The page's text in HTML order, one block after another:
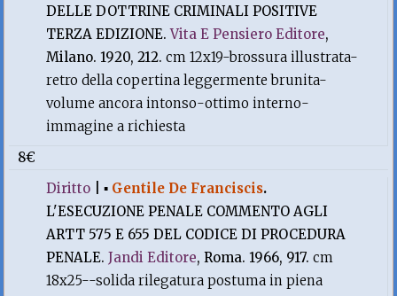
DELLE DOTTRINE CRIMINALI POSITIVE
TERZA EDIZIONE.Vita E Pensiero Editore,
Milano. 1920, 212.cm 12x19-brossura illustrata-
retro della copertina leggermente brunita-
volume ancora intonso-ottimo interno-
immagine a richiesta
8€
Diritto |▪ Gentile De Franciscis.
L'ESECUZIONE PENALE COMMENTO AGLI
ARTT 575 E 655 DEL CODICE DI PROCEDURA
PENALE.Jandi Editore, Roma. 1966, 917.cm
18x25--solida rilegatura postuma in piena